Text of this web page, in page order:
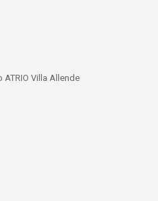
Villa Allende